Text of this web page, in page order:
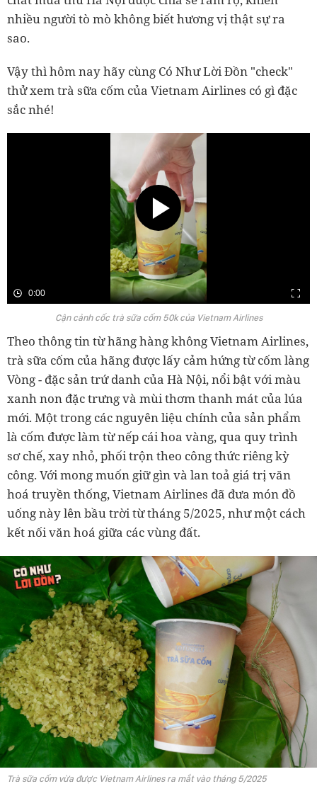
nhiều người tò mò không biết hương vị thật sự ra
sao.
Vậy thì hôm nay hãy cùng Có Như Lời Đồn "check"
thử xem trà sữa cốm của Vietnam Airlines có gì đặc
sắc nhé!
0:00
Cận cảnh cốc trà sữa cốm 50k của Vietnam Airlines
Theo thông tin từ hãng hàng không Vietnam Airlines,
trà sữa cốm của hãng được lấy cảm hứng từ cốm làng
Vòng - đặc sản trứ danh của Hà Nội, nổi bật với màu
xanh non đặc trưng và mùi thơm thanh mát của lúa
mới. Một trong các nguyên liệu chính của sản phẩm
là cốm được làm từ nếp cái hoa vàng, qua quy trình
sơ chế, xay nhỏ, phối trộn theo công thức riêng kỳ
công. Với mong muốn giữ gìn và lan toả giá trị văn
hoá truyền thống, Vietnam Airlines đã đưa món đồ
uống này lên bầu trời từ tháng 5/2025, như một cách
kết nối văn hoá giữa các vùng đất.
Trà sữa cốm vừa được Vietnam Airlines ra mắt vào tháng 5/2025